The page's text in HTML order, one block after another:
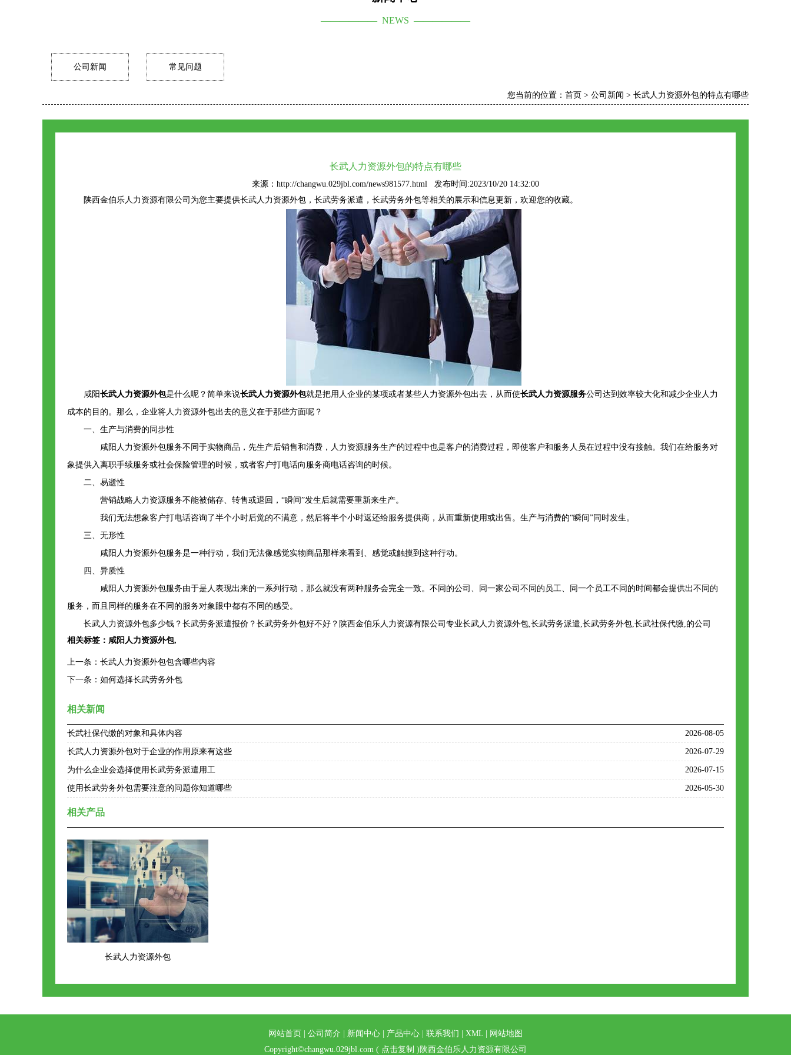
—————— NEWS ——————
公司新闻 常见问题
您当前的位置： 首页 > 公司新闻 > 长武人力资源外包的特点有哪些
长武人力资源外包的特点有哪些
来源：http://changwu.029jbl.com/news981577.html 发布时间:2023/10/20 14:32:00
陕西金伯乐人力资源有限公司为您主要提供长武人力资源外包 ，长武劳务派遣，长武劳务外包等相关的展示和信息更新，欢迎您的收藏。
咸阳长武人力资源外包是什么呢？简单来说长武人力资源外包就是把用人企业的某项或者某些人力资源外包出去，从而使长武人力资源服务公司达到效率较大化和减少企业人力
成本的目的。那么，企业将人力资源外包出去的意义在于那些方面呢？
一、生产与消费的同步性
咸阳人力资源外包服务不同于实物商品，先生产后销售和消费，人力资源服务生产的过程中也是客户的消费过程，即使客户和服务人员在过程中没有接触。我们在给服务对
象提供入离职手续服务或社会保险管理的时候，或者客户打电话向服务商电话咨询的时候。
二、易逝性
营销战略人力资源服务不能被储存、转售或退回，“瞬间”发生后就需要重新来生产。
我们无法想象客户打电话咨询了半个小时后觉的不满意，然后将半个小时返还给服务提供商，从而重新使用或出售。生产与消费的“瞬间”同时发生。
三、无形性
咸阳人力资源外包服务是一种行动，我们无法像感觉实物商品那样来看到、感觉或触摸到这种行动。
四、异质性
咸阳人力资源外包服务由于是人表现出来的一系列行动，那么就没有两种服务会完全一致。不同的公司、同一家公司不同的员工、同一个员工不同的时间都会提供出不同的
服务，而且同样的服务在不同的服务对象眼中都有不同的感受。
长武人力资源外包多少钱？长武劳务派遣报价？长武劳务外包好不好？陕西金伯乐人力资源有限公司专业长武人力资源外包,长武劳务派遣,长武劳务外包,长武社保代缴,的公司
相关标签： 咸阳人力资源外包,
上一条： 长武人力资源外包包含哪些内容
下一条： 如何选择长武劳务外包
相关新闻
长武社保代缴的对象和具体内容 2026-08-05
长武人力资源外包对于企业的作用原来有这些 2026-07-29
为什么企业会选择使用长武劳务派遣用工 2026-07-15
使用长武劳务外包需要注意的问题你知道哪些 2026-05-30
相关产品
长武人力资源外包
网站首页 公司简介 新闻中心 产品中心 联系我们 XML
网站地图
Copyright©changwu.029jbl.com ( 点击复制 )陕西金伯乐人力资源有限公司